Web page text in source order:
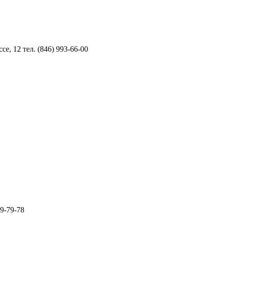
12 тел. (846) 993-66-00
79-78